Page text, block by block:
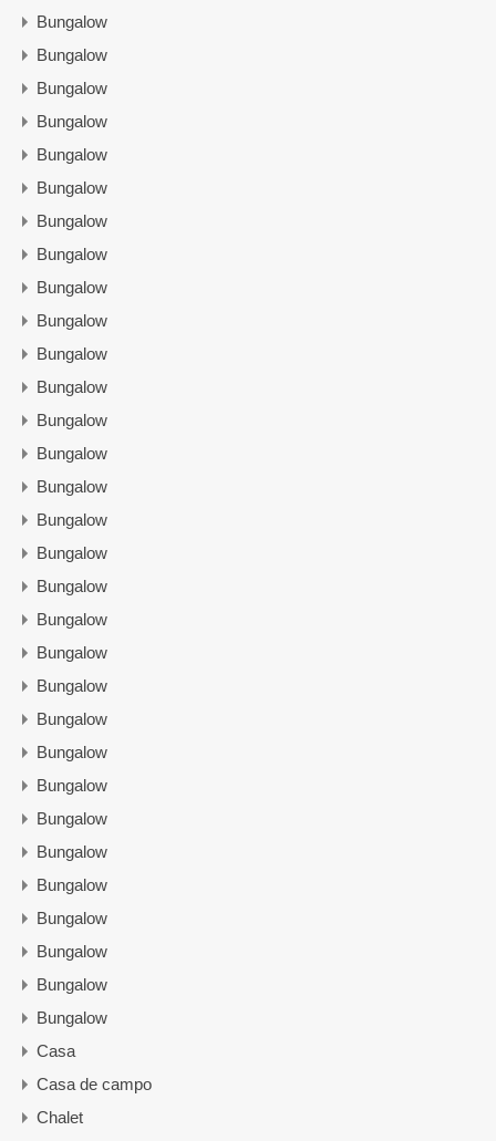
Bungalow
Bungalow
Bungalow
Bungalow
Bungalow
Bungalow
Bungalow
Bungalow
Bungalow
Bungalow
Bungalow
Bungalow
Bungalow
Bungalow
Bungalow
Bungalow
Bungalow
Bungalow
Bungalow
Bungalow
Bungalow
Bungalow
Bungalow
Bungalow
Bungalow
Bungalow
Bungalow
Bungalow
Bungalow
Bungalow
Bungalow
Casa
Casa de campo
Chalet